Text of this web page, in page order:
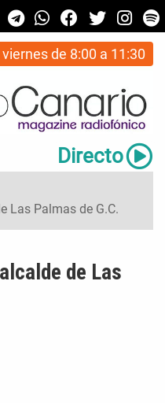
de 8:00 a 11:30
Directo
Las Palmas de G.C.
de Las